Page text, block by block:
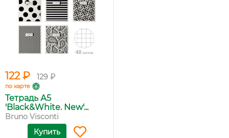
122 ₽ 129 ₽
по карте
Тетрадь А5
'Black&White. New'...
Bruno Visconti
Купить